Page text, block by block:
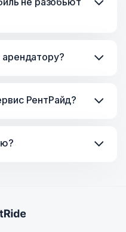
Что говорить о
Отдать машину в
случаю.
РентРайд?